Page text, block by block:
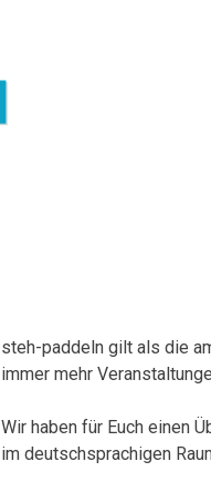
steh-paddeln gilt als die
immer mehr
Wir haben für Euch einen
im deutschsprachigen